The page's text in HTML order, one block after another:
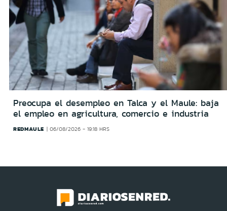
Preocupa el desempleo en Talca y el Maule: baja
el empleo en agricultura, comercio e industria
REDMAULE 06/08/2026 - 19:18 HRS